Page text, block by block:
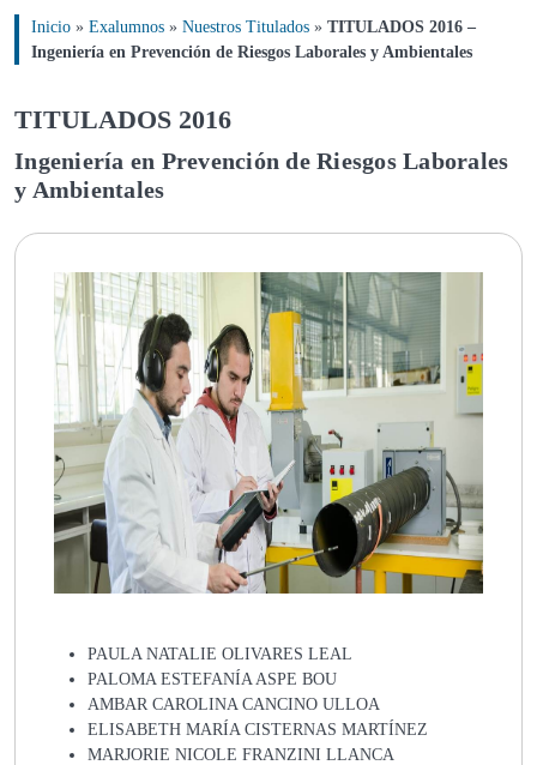
Inicio » Exalumnos » Nuestros Titulados » TITULADOS 2016 –
Ingeniería en Prevención de Riesgos Laborales y Ambientales
TITULADOS 2016
Ingeniería en Prevención de Riesgos Laborales
y Ambientales
PAULA NATALIE OLIVARES LEAL
PALOMA ESTEFANÍA ASPE BOU
AMBAR CAROLINA CANCINO ULLOA
ELISABETH MARÍA CISTERNAS MARTÍNEZ
MARJORIE NICOLE FRANZINI LLANCA